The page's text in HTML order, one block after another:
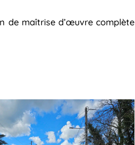
de maîtrise d’œuvre complète